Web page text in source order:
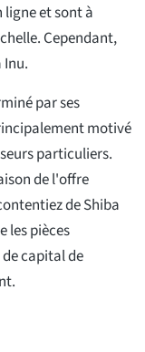
et sont à
Cependant,
Inu.
par ses
motivé
particuliers.
de l'offre
de Shiba
les pièces
capital de